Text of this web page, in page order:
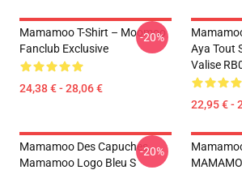
Mamamoo T-Shirt – Moomoo
Fanclub Exclusive
24,38 € - 28,06 €
-20%
Aya Tout
Valise
22,95 € -
Mamamoo Des Capuches...
Mamamoo Logo Bleu S
-20%